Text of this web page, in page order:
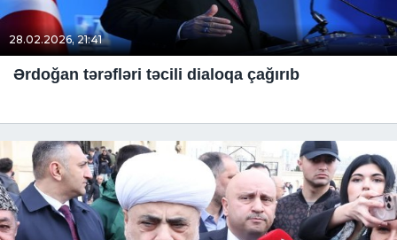
28.02.2026, 21:41
Ərdoğan tərəfləri təcili dialoqa çağırıb